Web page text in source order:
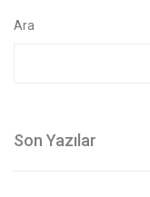
Ara
Son Yazılar